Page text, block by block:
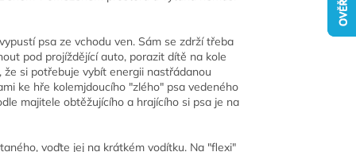
psa ze vchodu ven. Sám se zdrží třeba
pod projíždějící auto, porazit dítě na kole
si potřebuje vybít energii nastřádanou
ke hře kolemjdoucího "zlého" psa vedeného
majitele obtěžujícího a hrajícího si psa je na
voďte jej na krátkém vodítku. Na "flexi"